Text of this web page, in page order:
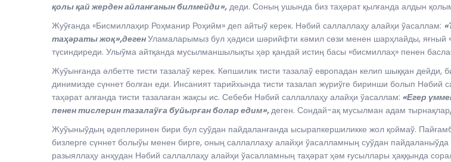
қолы қай жерден айланғанын билмейди», деди. Соның ушында биз таҳәрат қылғанда алдын
Жуўғанда «Бисмиллаҳир Роҳманир Роҳийм» деп айтыў керек. Нәбий саллаллаҳу алайҳи ўасаллам:
таҳәраты жоқ»,дегенУламаларымыз бул ҳәдиси шәрийфти кәмил сөзи менен шарҳлайды, яғный
түсиндиреди. Улыўма айтқанда мусылманшылықты ҳәр қандай истиң басы «бисмиллаҳ» пенен
Жуўынғанда әлбетте тисти тазалаў керек. Көпшилик тисти тазалаў европадан келип шыққан дейди,
динимизде сүннет болған еди. Инсаният тарийхында тисти тазалап жүриўге биринши болып
таҳәрат алғанда тисти тазалаған жақсы ис. Себеби Нәбий саллаллаҳу алайҳи ўасаллам: «Егер
пенен тислерин тазалаўға буйырған болар едим»,деген. Сондай-ақ мусылман адам
Жуўыныўдың әдеплеринен бири бул суўдан пайдаланғанда ысырапкершиликке жол қоймаў.
бизлерге сүннет болыўы менен бирге, оның саллаллаҳу алайҳи ўасалламның суўдан
разыяллаҳу анҳудан Нәбий саллаллаҳу алайҳи ўасалламның таҳәрат ҳәм ғусыллары ҳаққында